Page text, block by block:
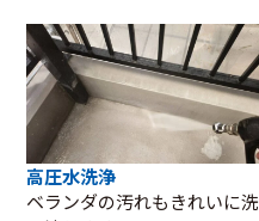
高圧水洗浄
ベランダの汚れもきれいに洗